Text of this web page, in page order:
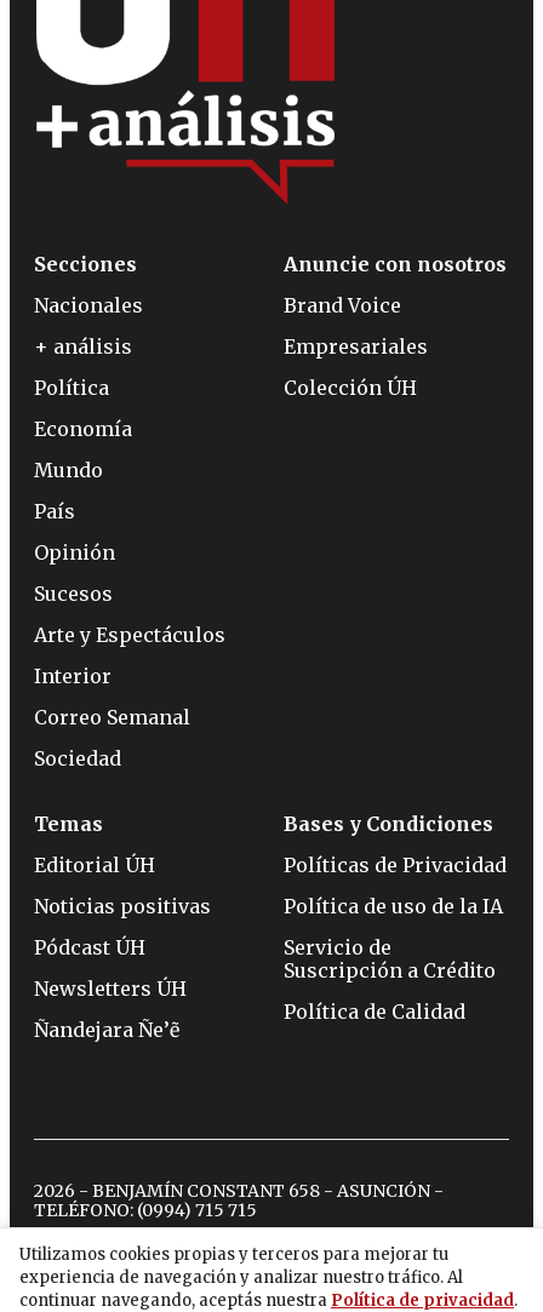
Utilizamos cookies propias y terceros para mejorar tu
experiencia de navegación y analizar nuestro tráfico. Al
continuar navegando, aceptás nuestra Política de privacidad.
Secciones
Nacionales
+ análisis
Política
Economía
Mundo
País
Opinión
Sucesos
Arte y Espectáculos
Interior
Correo Semanal
Sociedad
Anuncie con nosotros
Brand Voice
Empresariales
Colección ÚH
Temas
Editorial ÚH
Noticias positivas
Pódcast ÚH
Newsletters ÚH
Ñandejara Ñe’ẽ
Bases y Condiciones
Políticas de Privacidad
Política de uso de la IA
Servicio de
Suscripción a Crédito
Política de Calidad
2026 - BENJAMÍN CONSTANT 658 - ASUNCIÓN -
TELÉFONO: (0994) 715 715
twitterinstagram
facebook
tiktokyoutubespotify